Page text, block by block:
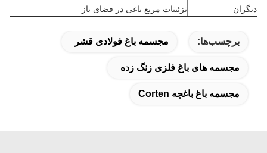
دیگران
تزئینات مربع باغی در فضای باز
برچسب‌ها: مجسمه باغ فولادی قشر
مجسمه های باغ فلزی زنگ زده
مجسمه باغ باغچه Corten